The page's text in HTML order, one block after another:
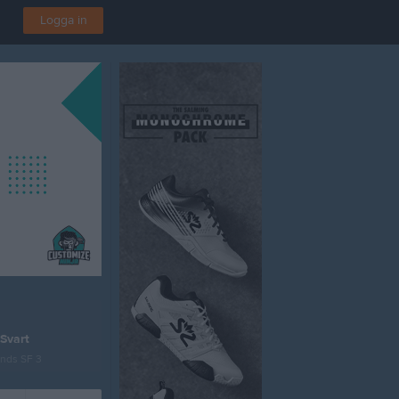
Logga in